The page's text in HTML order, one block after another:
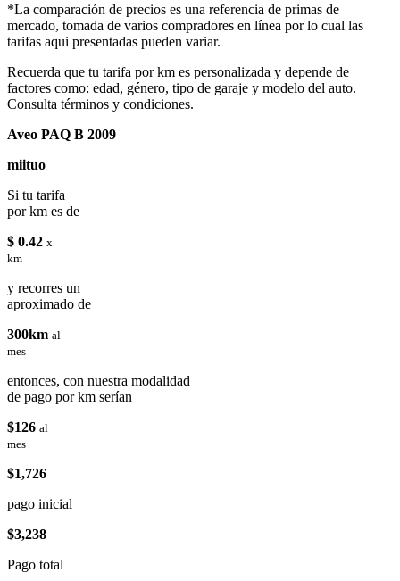
*La comparación de precios es una referencia de primas de
mercado, tomada de varios compradores en línea por lo cual las
tarifas aqui presentadas pueden variar.
Recuerda que tu tarifa por km es personalizada y depende de
factores como: edad, género, tipo de garaje y modelo del auto.
Consulta términos y condiciones.
Aveo PAQ B 2009
miituo
Si tu tarifa
por km es de
$ 0.42 x
km
y recorres un
aproximado de
300km al
mes
entonces, con nuestra modalidad
de pago por km serían
$126 al
mes
$1,726
pago inicial
$3,238
Pago total